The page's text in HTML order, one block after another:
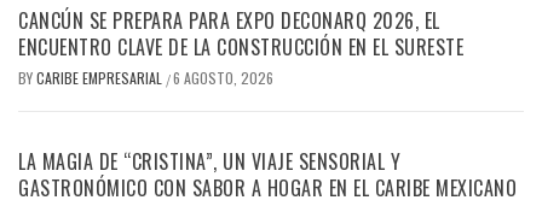
CANCÚN SE PREPARA PARA EXPO DECONARQ 2026, EL
ENCUENTRO CLAVE DE LA CONSTRUCCIÓN EN EL SURESTE
BYCARIBE EMPRESARIAL /6 AGOSTO, 2026
LA MAGIA DE “CRISTINA”, UN VIAJE SENSORIAL Y
GASTRONÓMICO CON SABOR A HOGAR EN EL CARIBE MEXICANO